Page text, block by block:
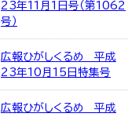
23年11月1日号（第1062
号）
広報ひがしくるめ 平成
23年10月15日特集号
広報ひがしくるめ 平成